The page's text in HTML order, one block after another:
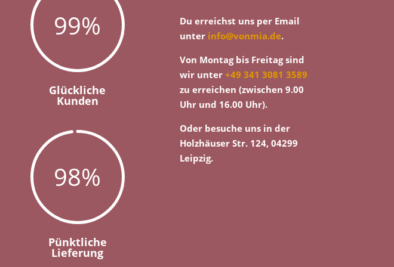
99%
Glückliche
Kunden
98%
Pünktliche
Lieferung
Du erreichst uns per Email
unter info@vonmia.de.
Von Montag bis Freitag sind
wir unter+49 341 3081 3589
zu erreichen (zwischen 9.00
Uhr und 16.00 Uhr).
Oder besuche uns in der
Holzhäuser Str. 124, 04299
Leipzig.